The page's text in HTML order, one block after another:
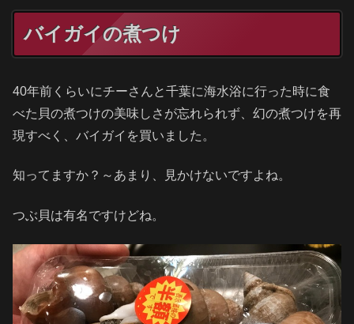
バイガイの煮つけ
40年前くらいにチーさんと千葉に海水浴に行った時に食
べた貝の煮つけの美味しさが忘れられず、幻の煮つけを再
現すべく、バイガイを買いました。
知ってますか？～あまり、見かけないですよね。
つぶ貝は有名ですけどね。